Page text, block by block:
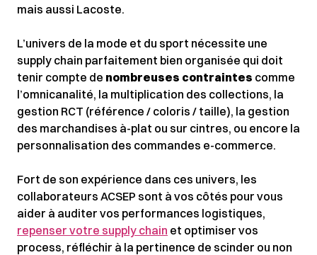
mais aussi Lacoste.
L’univers de la mode et du sport nécessite une
supply chain parfaitement bien organisée qui doit
tenir compte de nombreuses contraintes comme
l’omnicanalité, la multiplication des collections, la
gestion RCT (référence / coloris / taille), la gestion
des marchandises à-plat ou sur cintres, ou encore la
personnalisation des commandes e-commerce.
Fort de son expérience dans ces univers, les
collaborateurs ACSEP sont à vos côtés pour vous
aider à auditer vos performances logistiques,
repenser votre supply chain et optimiser vos
process, réfléchir à la pertinence de scinder ou non